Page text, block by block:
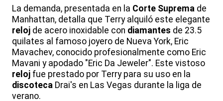
La demanda, presentada en la Corte Suprema de
Manhattan, detalla que Terry alquiló este elegante
reloj de acero inoxidable con diamantes de 23.5
quilates al famoso joyero de Nueva York, Eric
Mavachev, conocido profesionalmente como Eric
Mavani y apodado "Eric Da Jeweler". Este vistoso
reloj fue prestado por Terry para su uso en la
discoteca Drai's en Las Vegas durante la liga de
verano.